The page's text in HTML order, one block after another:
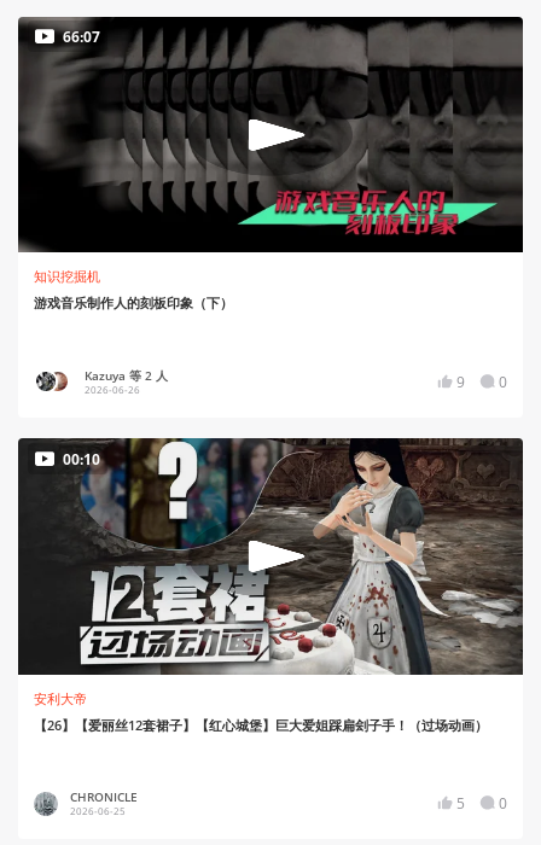
66:07
知识挖掘机
游戏音乐制作人的刻板印象（下）
Kazuya 等 2 人
2026-06-26 9 0
00:10
安利大帝
【26】【爱丽丝12套裙子】【红心城堡】巨大爱姐踩扁刽子手！（过场动画）
CHRONICLE
2026-06-25 5 0